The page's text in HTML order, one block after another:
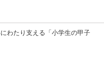
わたり支える「小学生の甲子